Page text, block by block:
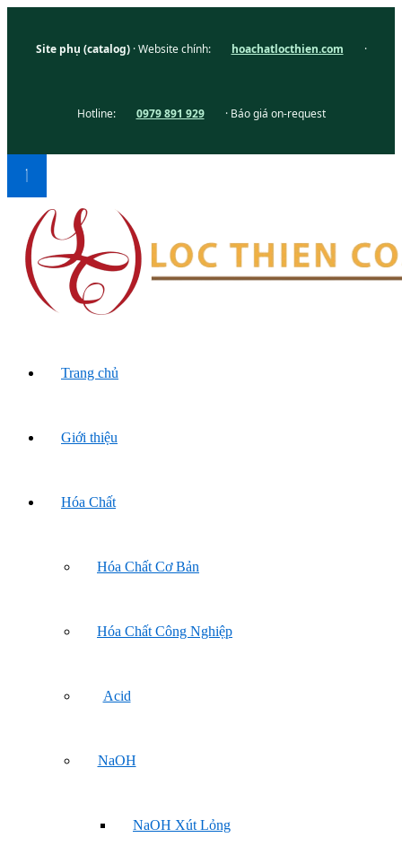
Site phụ (catalog)· Website chính: hoachatlocthien.com ·
Hotline: 0979 891 929 · Báo giá on-request
Trang chủ
Giới thiệu
Hóa Chất
Hóa Chất Cơ Bản
Hóa Chất Công Nghiệp
Acid
NaOH
NaOH Xút Lỏng